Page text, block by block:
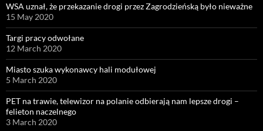
WSA uznał, że przekazanie drogi przez Zagrodzieńską było nieważne
15 May 2020
Targi pracy odwołane
12 March 2020
Miasto szuka wykonawcy hali modułowej
5 March 2020
PET na trawie, telewizor na polanie odbierają nam lepsze drogi –
felieton naczelnego
3 March 2020